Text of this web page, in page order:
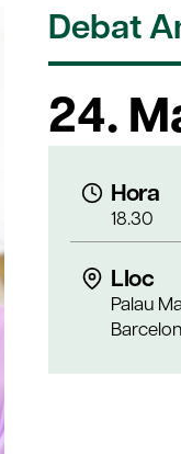
Debat
24.
Hora
18.30
Lloc
Palau